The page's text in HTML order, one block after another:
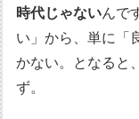
時代じゃないんで
い」から、単に「
かない。となると
ず。